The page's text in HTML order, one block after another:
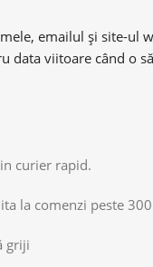
emailul și site-ul
data viitoare când o
curier rapid.
la comenzi peste 300
griji